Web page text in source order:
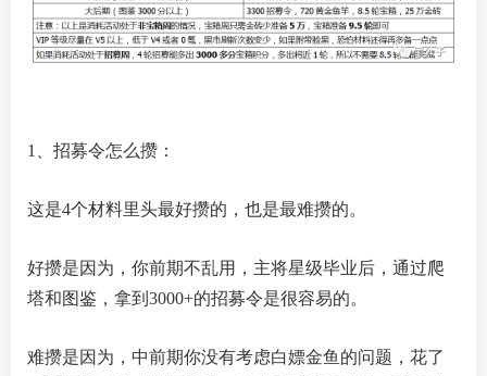
1、招募令怎么攒：
这是4个材料里头最好攒的，也是最难攒的。
好攒是因为，你前期不乱用，主将星级毕业后，通过爬
塔和图鉴，拿到3000+的招募令是很容易的。
难攒是因为，中前期你没有考虑白嫖金鱼的问题，花了